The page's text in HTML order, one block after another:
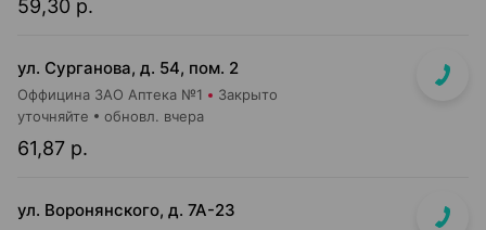
59,30 р.
ул. Сурганова, д. 54, пом. 2
Оффицина ЗАО Аптека №1 Закрыто
61,87 р.
уточняйте обновл. вчера
ул. Воронянского, д. 7А-23